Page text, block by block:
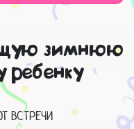
зимнюю
ребенку
ВСТРЕЧИ